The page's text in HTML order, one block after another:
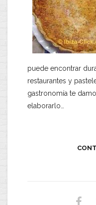
puede encontrar
restaurantes y
gastronomía te
elaborarlo…